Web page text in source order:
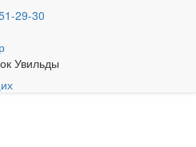
29-30
Увильды
кроватями или 1
место.
двумя номерами.